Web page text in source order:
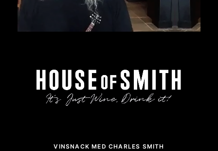
VINSNACK MED CHARLES SMITH